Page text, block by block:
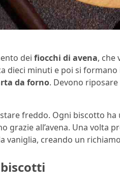
dei fiocchi di avena, che
dieci minuti e poi si
da forno. Devono riposare
freddo. Ogni biscotto ha
grazie all’avena. Una volta
vaniglia, creando un